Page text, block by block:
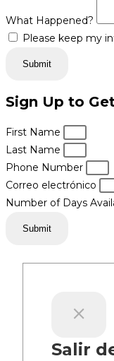
What Happened?
Please keep my
Submit
Sign Up to
First Name
Last Name
Phone Number
Correo electrónico
Number of Days
Submit
Salir